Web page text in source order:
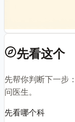
先看这个
先帮你判断下一步
问医生。
先看哪个科